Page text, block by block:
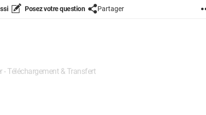
Posez votre question Partager
- Téléchargement & Transfert